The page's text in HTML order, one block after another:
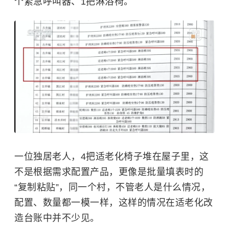
一位独居老人，4把适老化椅子堆在屋子里，这
不是根据需求配置产品，更像是批量填表时的
“复制粘贴”，同一个村，不管老人是什么情况，
配置、数量都一模一样，这样的情况在适老化改
造台账中并不少见。